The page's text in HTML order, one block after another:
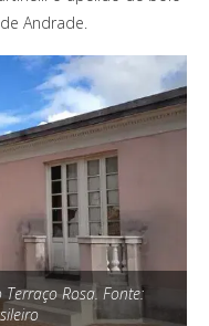
Andrade.
Rosa. Fonte: